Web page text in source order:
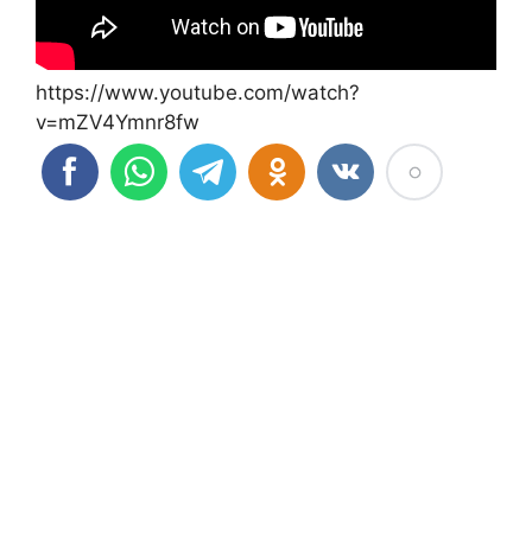
https://www.youtube.com/watch?
v=mZV4Ymnr8fw